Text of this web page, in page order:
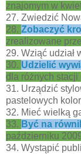
znajomym w
27. Zwiedzić
28. Zobaczyć
zrealizowane
29. Wziąć udział
30. Udzielić
dla różnych
31. Urządzić
pastelowych
32. Mieć wielką
33. Być na
październiku
34. Wystąpić